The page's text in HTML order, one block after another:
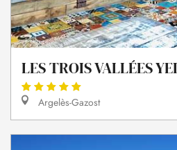
LES TROIS VALLÉES
Argelès-Gazost